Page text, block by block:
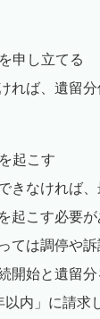
申し立てる
れば、遺留
起こす
きなければ
起こす必要
ては調停や
開始と遺留
内」に請求